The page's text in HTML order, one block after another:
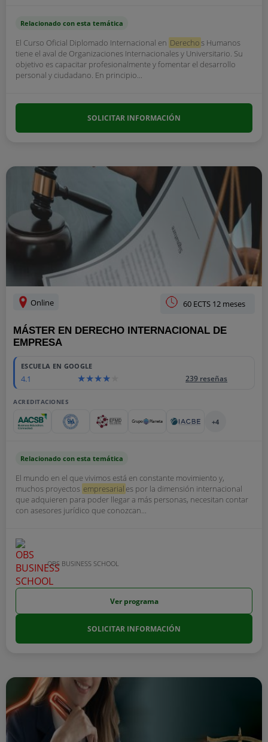
Relacionado con esta temática
El Curso Oficial Diplomado Internacional en Derechos Humanos
tiene el aval de Organizaciones Internacionales y Universitario. Su
objetivo es capacitar profesionalmente y fomentar el desarrollo
personal y ciudadano. En principio...
SOLICITAR INFORMACIÓN
Online 60 ECTS 12 meses
MÁSTER EN DERECHO INTERNACIONAL DE
EMPRESA
ESCUELA EN GOOGLE
4.1 239 reseñas
ACREDITACIONES
+4
Relacionado con esta temática
El mundo en el que vivimos está en constante movimiento y,
muchos proyectos empresarial es por la dimensión internacional
que adquieren para poder llegar a más personas, necesitan contar
con asesores jurídico que conozcan...
OBS BUSINESS SCHOOL
Ver programa
SOLICITAR INFORMACIÓN